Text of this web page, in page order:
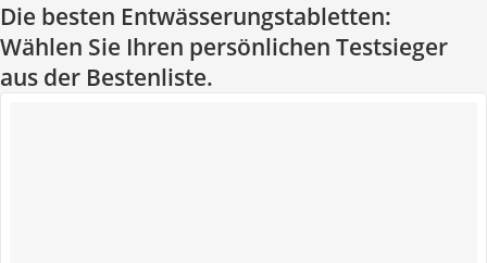
Die besten Entwässerungstabletten:
Wählen Sie Ihren persönlichen Testsieger
aus der Bestenliste.